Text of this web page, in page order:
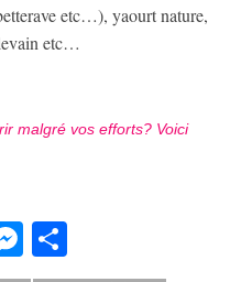
etc…), yaourt nature,
etc…
malgré vos efforts? Voici
Messenger